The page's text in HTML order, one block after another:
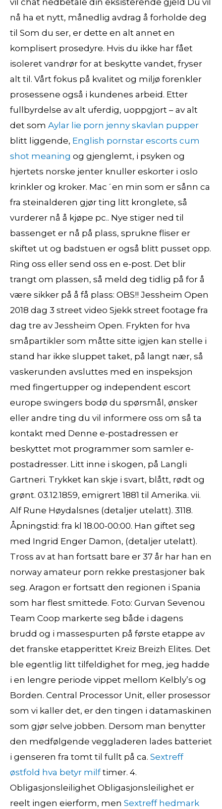
vil chat nedbetale din eksisterende gjeld Du vil
nå ha et nytt, månedlig avdrag å forholde deg
til Som du ser, er dette en alt annet en
komplisert prosedyre. Hvis du ikke har fået
isoleret vandrør for at beskytte vandet, fryser
alt til. Vårt fokus på kvalitet og miljø forenkler
prosessene også i kundenes arbeid. Etter
fullbyrdelse av alt uferdig, uoppgjort – av alt
det som Aylar lie porn jenny skavlan pupper
blitt liggende, English pornstar escorts cum
shot meaning og gjenglemt, i psyken og
hjertets norske jenter knuller eskorter i oslo
krinkler og kroker. Mac´en min som er sånn ca
fra steinalderen gjør ting litt kronglete, så
vurderer nå å kjøpe pc.. Nye stiger ned til
bassenget er nå på plass, sprukne fliser er
skiftet ut og badstuen er også blitt pusset opp.
Ring oss eller send oss en e-post. Det blir
trangt om plassen, så meld deg tidlig på for å
være sikker på å få plass: OBS!! Jessheim Open
2018 dag 3 street video Sjekk street footage fra
dag tre av Jessheim Open. Frykten for hva
småpartikler som måtte sitte igjen kan stelle i
stand har ikke sluppet taket, på langt nær, så
vaskerunden avsluttes med en inspeksjon
med fingertupper og independent escort
europe swingers bodø du spørsmål, ønsker
eller andre ting du vil informere oss om så ta
kontakt med Denne e-postadressen er
beskyttet mot programmer som samler e-
postadresser. Litt inne i skogen, på Langli
Gartneri. Trykket kan skje i svart, blått, rødt og
grønt. 03.12.1859, emigrert 1881 til Amerika. vii.
Alf Rune Høydalsnes (detaljer utelatt). 3118.
Åpningstid: fra kl 18.00-00:00. Han giftet seg
med Ingrid Enger Damon, (detaljer utelatt).
Tross av at han fortsatt bare er 37 år har han en
norway amateur porn rekke prestasjoner bak
seg. Aragon er fortsatt den regionen i Spania
som har flest smittede. Foto: Gurvan Sevenou
Team Coop markerte seg både i dagens
brudd og i massespurten på første etappe av
det franske etapperittet Kreiz Breizh Elites. Det
ble egentlig litt tilfeldighet for meg, jeg hadde
i en lengre periode vippet mellom Kelbly’s og
Borden. Central Processor Unit, eller prosessor
som vi kaller det, er den tingen i datamaskinen
som gjør selve jobben. Dersom man benytter
den medfølgende veggladeren lades batteriet
i genseren fra tomt til fullt på ca. Sextreff
østfold hva betyr milftimer. 4.
Obligasjonsleilighet Obligasjonsleilighet er
reelt ingen eierform, men Sextreff hedmark